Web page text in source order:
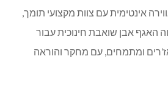
אינטימית עם צוות מקצועי תומך,
האגף אבן שואבת חינוכית עבור
ומתמחים, עם מחקר והוראה